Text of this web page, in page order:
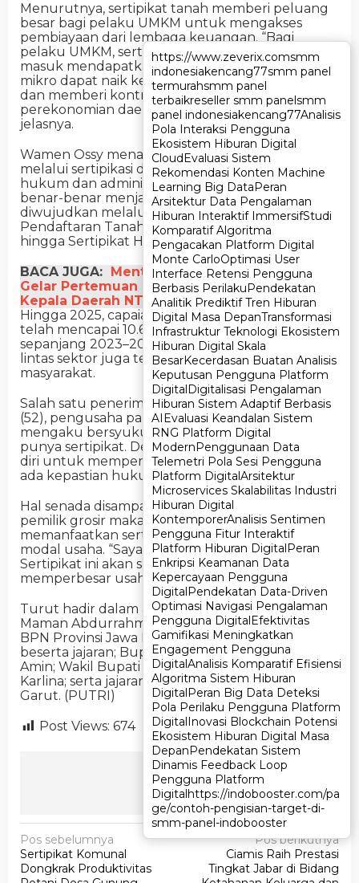
https://www.zeverix.comsmm
indonesiakencang77smm panel
termurahsmm panel
terbaikreseller smm panelsmm
panel indonesiakencang77Analisis
Pola Interaksi Pengguna
Ekosistem Hiburan Digital
CloudEvaluasi Sistem
Rekomendasi Konten Machine
Learning Big DataPeran
Arsitektur Data Pengalaman
Hiburan Interaktif ImmersifStudi
Komparatif Algoritma
Pengacakan Platform Digital
Monte CarloOptimasi User
Interface Retensi Pengguna
Berbasis PerilakuPendekatan
Analitik Prediktif Tren Hiburan
Digital Masa DepanTransformasi
Infrastruktur Teknologi Ekosistem
Hiburan Digital Skala
BesarKecerdasan Buatan Analisis
Keputusan Pengguna Platform
DigitalDigitalisasi Pengalaman
Hiburan Sistem Adaptif Berbasis
AIEvaluasi Keandalan Sistem
RNG Platform Digital
ModernPenggunaan Data
Telemetri Pola Sesi Pengguna
Platform DigitalArsitektur
Microservices Skalabilitas Industri
Hiburan Digital
KontemporerAnalisis Sentimen
Pengguna Fitur Interaktif
Platform Hiburan DigitalPeran
Enkripsi Keamanan Data
Kepercayaan Pengguna
DigitalPendekatan Data-Driven
Optimasi Navigasi Pengalaman
Pengguna DigitalEfektivitas
Gamifikasi Meningkatkan
Engagement Pengguna
DigitalAnalisis Komparatif Efisiensi
Algoritma Sistem Hiburan
DigitalPeran Big Data Deteksi
Pola Perilaku Pengguna Platform
DigitalInovasi Blockchain Potensi
Ekosistem Hiburan Digital Masa
DepanPendekatan Sistem
Dinamis Feedback Loop
Pengguna Platform
Digitalhttps://indobooster.com/pa
ge/contoh-pengisian-target-di-
smm-panel-indobooster
https://www.zeverix.comsmm
indonesiakencang77smm panel
termurahsmm panel
terbaikreseller smm panelsmm
panel indonesiakencang77Analisis
Pola Interaksi Pengguna
Ekosistem Hiburan Digital
CloudEvaluasi Sistem
Rekomendasi Konten Machine
Learning Big DataPeran
Arsitektur Data Pengalaman
Hiburan Interaktif ImmersifStudi
Komparatif Algoritma
Pengacakan Platform Digital
Monte CarloOptimasi User
Interface Retensi Pengguna
Berbasis PerilakuPendekatan
Analitik Prediktif Tren Hiburan
Digital Masa DepanTransformasi
Infrastruktur Teknologi Ekosistem
Hiburan Digital Skala
BesarKecerdasan Buatan Analisis
Keputusan Pengguna Platform
DigitalDigitalisasi Pengalaman
Hiburan Sistem Adaptif Berbasis
AIEvaluasi Keandalan Sistem
RNG Platform Digital
ModernPenggunaan Data
Telemetri Pola Sesi Pengguna
Platform DigitalArsitektur
Microservices Skalabilitas Industri
Hiburan Digital
KontemporerAnalisis Sentimen
Pengguna Fitur Interaktif
Platform Hiburan DigitalPeran
Enkripsi Keamanan Data
Kepercayaan Pengguna
DigitalPendekatan Data-Driven
Optimasi Navigasi Pengalaman
Pengguna DigitalEfektivitas
Gamifikasi Meningkatkan
Engagement Pengguna
DigitalAnalisis Komparatif Efisiensi
Algoritma Sistem Hiburan
DigitalPeran Big Data Deteksi
Pola Perilaku Pengguna Platform
DigitalInovasi Blockchain Potensi
Ekosistem Hiburan Digital Masa
DepanPendekatan Sistem
Dinamis Feedback Loop
Pengguna Platform
Digitalhttps://indobooster.com/pa
ge/contoh-pengisian-target-di-
smm-panel-indobooster
Menurutnya, sertipikat tanah memberi peluang
besar bagi pelaku UMKM untuk mengakses
pembiayaan dari lembaga keuangan. “Bagi
pelaku UMKM, sertipikat bisa menjadi pintu
masuk mendapatkan modal, sehingga usaha
mikro dapat naik kelas, membuka lapangan kerja,
dan memberi kontribusi nyata bagi
perekonomian daerah maupun nasional,”
jelasnya.
Wamen Ossy menambahkan, penataan aset
melalui sertipikasi dilakukan dengan prinsip tertib
hukum dan administrasi pertanahan agar tanah
benar-benar menjadi aset produktif. Hal itu
diwujudkan melalui program Redistribusi Tanah,
Pendaftaran Tanah Sistematis Lengkap (PTSL),
hingga Sertipikat Hak Atas Tanah lintas sektor.
BACA JUGA:
Menteri ATR/BPN Nusron Wahid
Gelar Pertemuan dengan Gubernur dan
Kepala Daerah NTT
Hingga 2025, capaian PTSL di Kabupaten Garut
telah mencapai 10.694 bidang tanah. Selain itu,
sepanjang 2023–2024, sebanyak 1.320 sertipikat
lintas sektor juga telah diserahkan kepada
masyarakat.
Salah satu penerima sertipikat, Entang Taufik
(52), pengusaha pakaian jadi asal Desa Sirnasari,
mengaku bersyukur. “Tidak mimpi dari awal bisa
punya sertipikat. Dengan ini saya tambah percaya
diri untuk memperluas usaha, terutama karena
ada kepastian hukum atas tanah saya,” katanya.
Hal senada disampaikan Hera Khoirunnisa (32),
pemilik grosir makanan ringan. Ia berencana
memanfaatkan sertipikat untuk menambah
modal usaha. “Saya sangat senang, alhamdulillah.
Sertipikat ini akan saya gunakan untuk
memperbesar usaha saya,” ungkapnya.
Turut hadir dalam acara ini, Menteri UMKM
Maman Abdurrahman; Kepala Kantor Wilayah
BPN Provinsi Jawa Barat, Yuniar Hikmat Ginanjar
beserta jajaran; Bupati Garut Abdusy Syakur
Amin; Wakil Bupati Garut Luthfianisa Putri
Karlina; serta jajaran Forkopimda Kabupaten
Garut. (PUTRI)
Post Views: 674
Ikuti Kami
N
a
Pos sebelumnya
Sertipikat Komunal
Dongkrak Produktivitas
Pos berikutnya
Ciamis Raih Prestasi
Tingkat Jabar di Bidang